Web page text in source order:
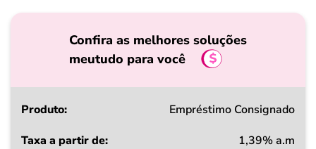
Confira as melhores soluções
meutudo para você
Produto
Empréstimo Consignado
1,39% a.m